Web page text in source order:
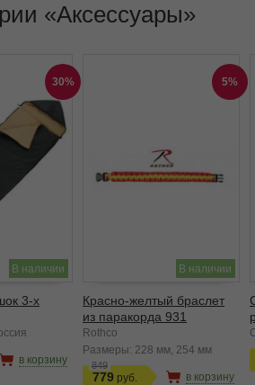
Аксессуары
30%
В наличии
3-х
в корзину
5%
В наличии
Красно-желтый браслет
из паракорда 931
Rothco
Размеры: 228 мм 254 мм
849
779 в корзину